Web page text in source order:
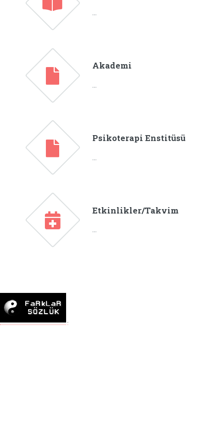
...
Akademi
...
Psikoterapi Enstitüsü
...
Etkinlikler/Takvim
...